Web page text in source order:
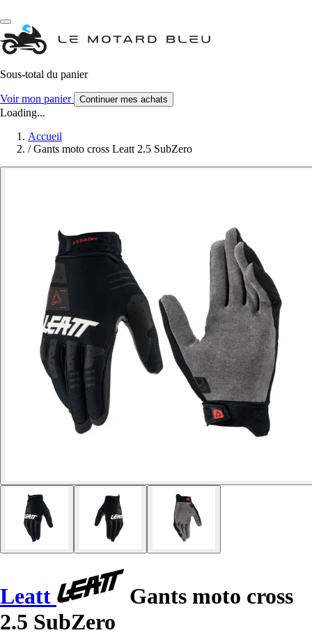
Sous-total du panier
Voir mon panier Continuer mes achats
Loading...
Accueil
/ Gants moto cross Leatt 2.5 SubZero
Leatt
Gants moto cross
2.5 SubZero